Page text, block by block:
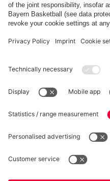
FC Bayern Store App
*Les prix incluent la TVA
France